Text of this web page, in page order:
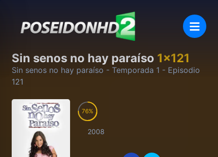
Sin senos no hay paraíso 1x121
Sin senos no hay paraíso - Temporada 1 - Episodio
121
76
2008